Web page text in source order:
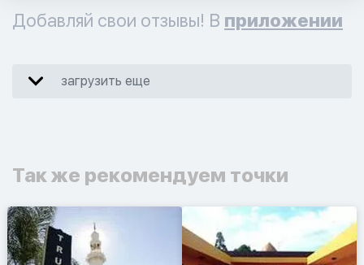
Добавляй свои отзывы! В приложении
загрузить еще
Так же рекомендуем точки